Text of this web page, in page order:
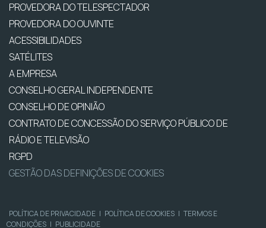
PROVEDORA DO TELESPECTADOR
PROVEDORA DO OUVINTE
ACESSIBILIDADES
SATÉLITES
A EMPRESA
CONSELHO GERAL INDEPENDENTE
CONSELHO DE OPINIÃO
CONTRATO DE CONCESSÃO DO SERVIÇO PÚBLICO DE
RÁDIO E TELEVISÃO
RGPD
GESTÃO DAS DEFINIÇÕES DE COOKIES
POLÍTICA DE PRIVACIDADE | POLÍTICA DE COOKIES | TERMOS E
CONDIÇÕES | PUBLICIDADE